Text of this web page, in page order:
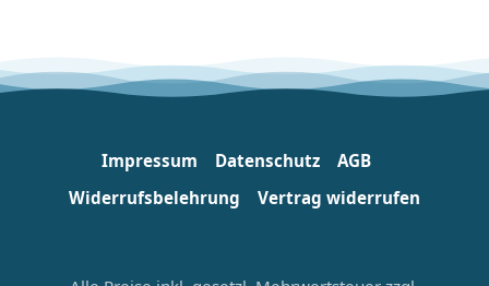
Impressum Datenschutz
AGB
Widerrufsbelehrung
Vertrag widerrufen